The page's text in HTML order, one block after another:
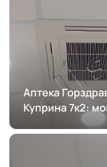
Аптека
Куприна 7к2: